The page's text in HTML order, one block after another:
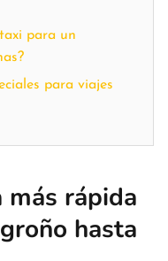
para un
para viajes
más rápida
hasta